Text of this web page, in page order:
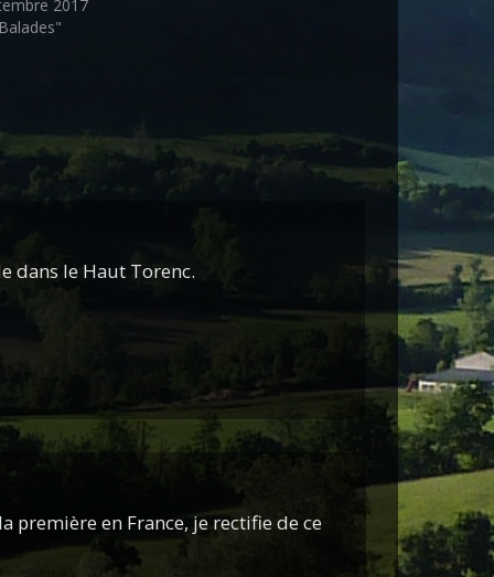
2017
dans le Haut Torenc.
première en France, je rectifie de ce